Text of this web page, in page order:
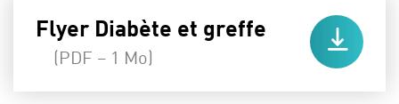
Flyer Diabète et greffe
(PDF – 1 Mo)